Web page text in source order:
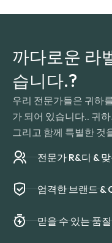
까다로운 라
습니다.?
우리 전문가들은 귀하
가 되어 있습니다.. 귀
그리고 함께 특별한 것
전문가 R&디 &
엄격한 브랜드 &
믿을 수 있는 품